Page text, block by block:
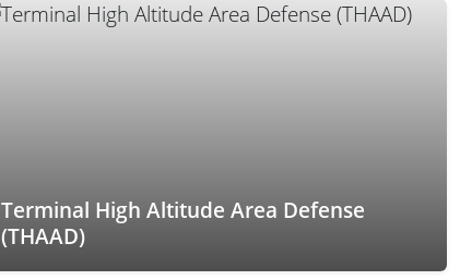
Terminal High Altitude Area Defense
(THAAD)